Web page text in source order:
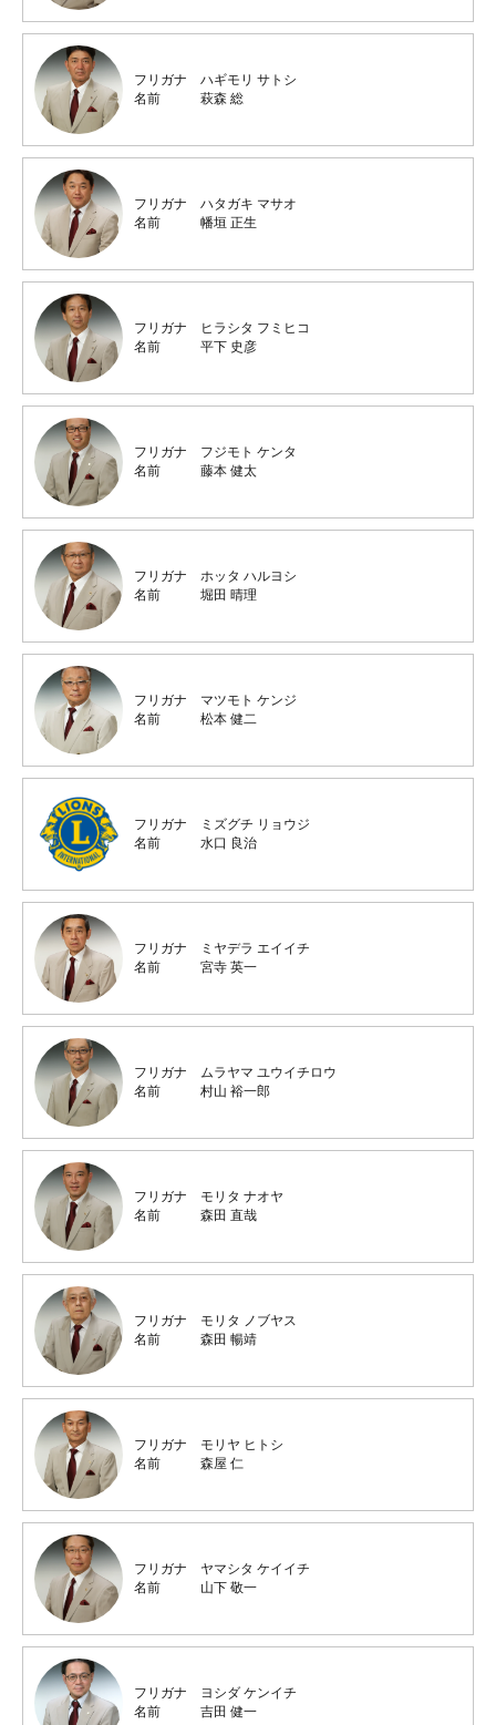
フリガナ
ハギモリ サトシ
名前
萩森 総
フリガナ
ハタガキ マサオ
名前
幡垣 正生
フリガナ
ヒラシタ フミヒコ
名前
平下 史彦
フリガナ
フジモト ケンタ
名前
藤本 健太
フリガナ
ホッタ ハルヨシ
名前
堀田 晴理
フリガナ
マツモト ケンジ
名前
松本 健二
フリガナ
ミズグチ リョウジ
名前
水口 良治
フリガナ
ミヤデラ エイイチ
名前
宮寺 英一
フリガナ
ムラヤマ ユウイチロウ
名前
村山 裕一郎
フリガナ
モリタ ナオヤ
名前
森田 直哉
フリガナ
モリタ ノブヤス
名前
森田 暢靖
フリガナ
モリヤ ヒトシ
名前
森屋 仁
フリガナ
ヤマシタ ケイイチ
名前
山下 敬一
フリガナ
ヨシダ ケンイチ
名前
吉田 健一